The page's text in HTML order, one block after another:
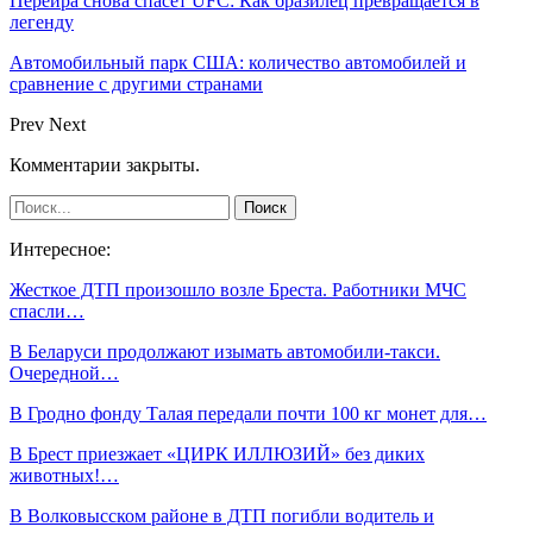
легенду
Автомобильный парк США: количество автомобилей и
сравнение с другими странами
Prev Next
Комментарии закрыты.
Интересное:
Жесткое ДТП произошло возле Бреста. Работники МЧС
спасли…
В Беларуси продолжают изымать автомобили-такси.
Очередной…
В Гродно фонду Талая передали почти 100 кг монет для…
В Брест приезжает «ЦИРК ИЛЛЮЗИЙ» без диких
животных!…
В Волковысском районе в ДТП погибли водитель и